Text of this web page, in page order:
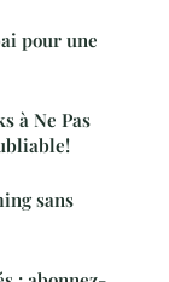
pour une
à Ne Pas
sans